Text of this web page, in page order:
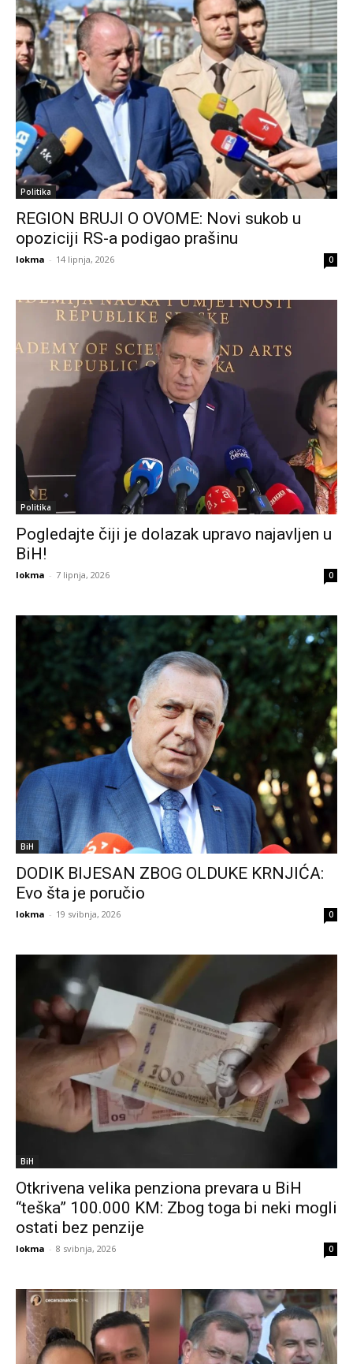
Politika
REGION BRUJI O OVOME: Novi sukob u
opoziciji RS-a podigao prašinu
lokma - 14 lipnja, 2026 0
Politika
Pogledajte čiji je dolazak upravo najavljen u
BiH!
lokma - 7 lipnja, 2026 0
BiH
DODIK BIJESAN ZBOG OLDUKE KRNJIĆA:
Evo šta je poručio
lokma - 19 svibnja, 2026 0
BiH
Otkrivena velika penziona prevara u BiH
“teška” 100.000 KM: Zbog toga bi neki mogli
ostati bez penzije
lokma - 8 svibnja, 2026 0